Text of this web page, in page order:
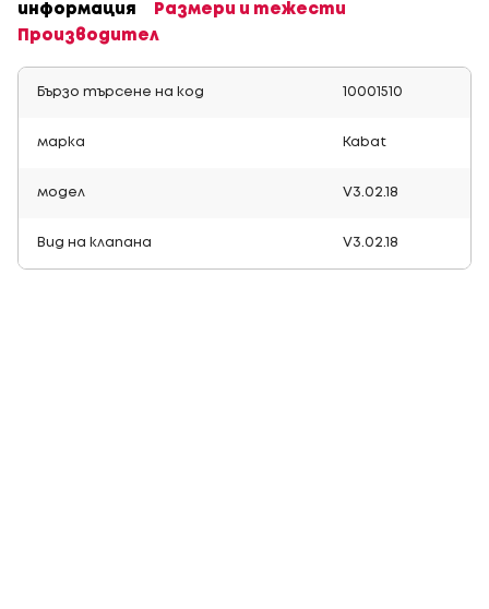
информация
Размери и тежести
Производител
Бързо търсене на код 10001510
марка Kabat
модел V3.02.18
Вид на клапана V3.02.18